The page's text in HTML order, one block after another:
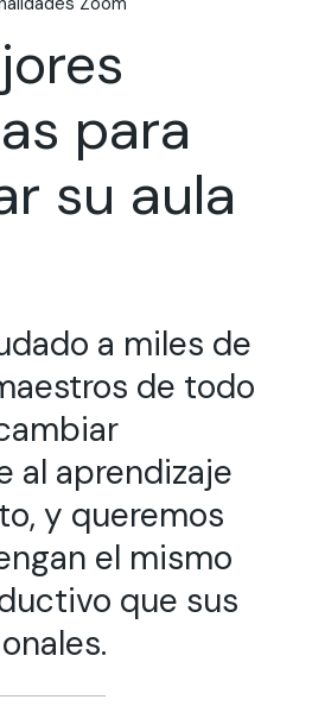
para
su aula
a miles de
de todo
al aprendizaje
y queremos
el mismo
que sus